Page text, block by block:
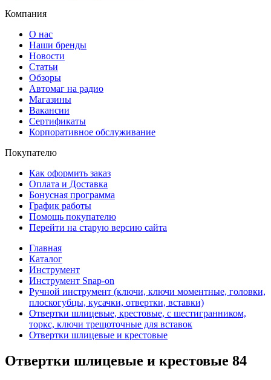
Компания
О нас
Наши бренды
Новости
Статьи
Обзоры
Автомаг на радио
Магазины
Вакансии
Сертификаты
Корпоративное обслуживание
Покупателю
Как оформить заказ
Оплата и Доставка
Бонусная программа
График работы
Помощь покупателю
Перейти на старую версию сайта
Главная
Каталог
Инструмент
Инструмент Snap-on
Ручной инструмент (ключи, ключи моментные, головки,
плоскогубцы, кусачки, отвертки, вставки)
Отвертки шлицевые, крестовые, с шестигранником,
торкс, ключи трещоточные для вставок
Отвертки шлицевые и крестовые
Отвертки шлицевые и крестовые 84